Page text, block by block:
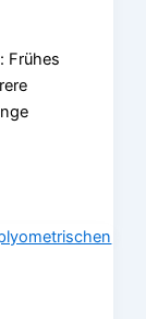
Frühes